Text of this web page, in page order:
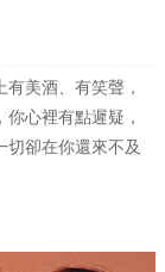
美酒、有笑聲，
心裡有點遲疑，
切卻在你還來不及